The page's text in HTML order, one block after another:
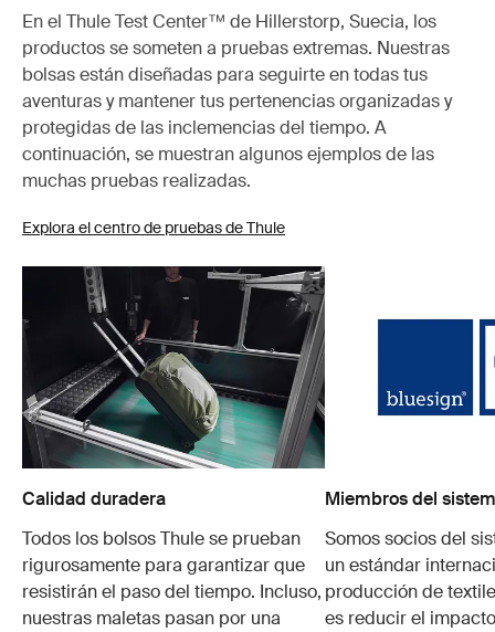
En el Thule Test Center™ de Hillerstorp, Suecia, los
productos se someten a pruebas extremas. Nuestras
bolsas están diseñadas para seguirte en todas tus
aventuras y mantener tus pertenencias organizadas y
protegidas de las inclemencias del tiempo. A
continuación, se muestran algunos ejemplos de las
muchas pruebas realizadas.
Explora el centro de pruebas de Thule
Calidad duradera
Todos los bolsos Thule se prueban
rigurosamente para garantizar que
resistirán el paso del tiempo. Incluso,
nuestras maletas pasan por una
Miembros del
Somos socios del
un estándar
producción de
es reducir el